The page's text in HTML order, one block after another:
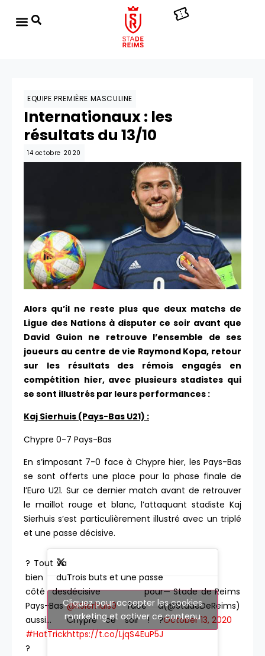
EQUIPE PREMIÈRE MASCULINE
Internationaux : les
résultats du 13/10
14 octobre 2020
Alors qu’il ne reste plus que deux matchs de
Ligue des Nations à disputer ce soir avant que
David Guion ne retrouve l’ensemble de ses
joueurs au centre de vie Raymond Kopa, retour
sur les résultats des rémois engagés en
compétition hier, avec plusieurs stadistes qui
se sont illustrés par leurs performances :
Kaj Sierhuis (Pays-Bas U21) :
Chypre 0-7 Pays-Bas
En s’imposant 7-0 face à Chypre hier, les Pays-Bas
se sont offerts une place pour la phase finale de
l’Euro U21. Sur ce dernier match avant de retrouver
le maillot rouge et blanc, l’attaquant stadiste Kaj
Sierhuis s’est particulièrement illustré avec un triplé
et une passe décisive.
? Tout va
bien du
côté des
Pays-Bas
aussi…
#HatTrick
?
Trois buts et une passe
décisive pour
@KSierhuis9face à
Chypre ce soir ! ?
https://t.co/LjqS4EuP5J
— Stade de Reims
(@StadeDeReims)
October 13, 2020
Cliquez pour accepter les cookies
marketing et activer ce contenu